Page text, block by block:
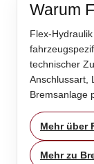
Warum
Flex-
technischer
Anschlussart,
Bremsanlage
Mehr über
Mehr zu